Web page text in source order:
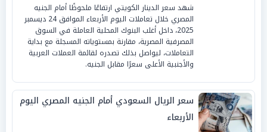
شهد سعر الدينار الكويتي ارتفاعًا ملحوظًا أمام الجنيه
المصري خلال تعاملات اليوم الأربعاء الموافق 24 ديسمبر
2025، داخل أغلب البنوك المحلية العاملة في السوق
المصرفية المصرية، مقارنة بمستوياته المسجلة مع بداية
التعاملات، ليواصل بذلك تصدره لقائمة العملات العربية
والأجنبية الأعلى سعرًا مقابل الجنيه.
سعر الريال السعودي أمام الجنيه المصري اليوم
الأربعاء